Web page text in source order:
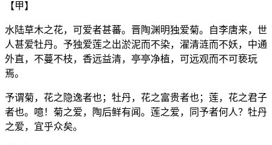
【甲】
水陆草木之花，可爱者甚蕃。晋陶渊明独爱菊。自李唐来，世
人甚爱牡丹。予独爱莲之出淤泥而不染，濯清涟而不妖，中通
外直，不蔓不枝，香远益清，亭亭净植，可远观而不可亵玩
焉。
予谓菊，花之隐逸者也；牡丹，花之富贵者也；莲，花之君子
者也。噫！菊之爱，陶后鲜有闻。莲之爱，同予者何人？牡丹
之爱，宜乎众矣。